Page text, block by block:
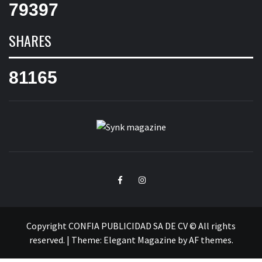
79397
SHARES
81165
FacebookInstagram
Copyright CONFIA PUBLICIDAD SA DE CV © All rights
reserved. | Theme: Elegant Magazine byAF themes.